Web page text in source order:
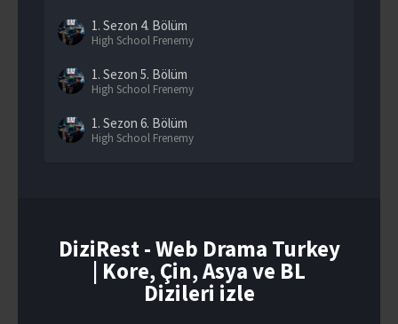
1. Sezon 4. Bölüm
High School Frenemy
1. Sezon 5. Bölüm
High School Frenemy
1. Sezon 6. Bölüm
High School Frenemy
1. Sezon9. Bölüm
High School Frenemy
DiziRest - Web Drama Turkey
| Kore, Çin, Asya ve BL
Dizileri izle